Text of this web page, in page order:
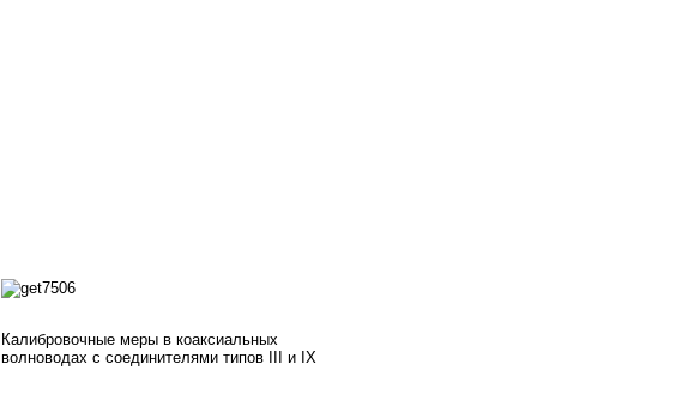
Калибровочные меры в коаксиальных
волноводах с соединителями типов III и IX